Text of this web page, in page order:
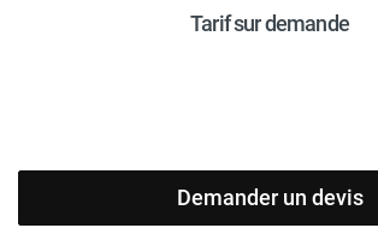
Tarif sur demande
Demander un devis